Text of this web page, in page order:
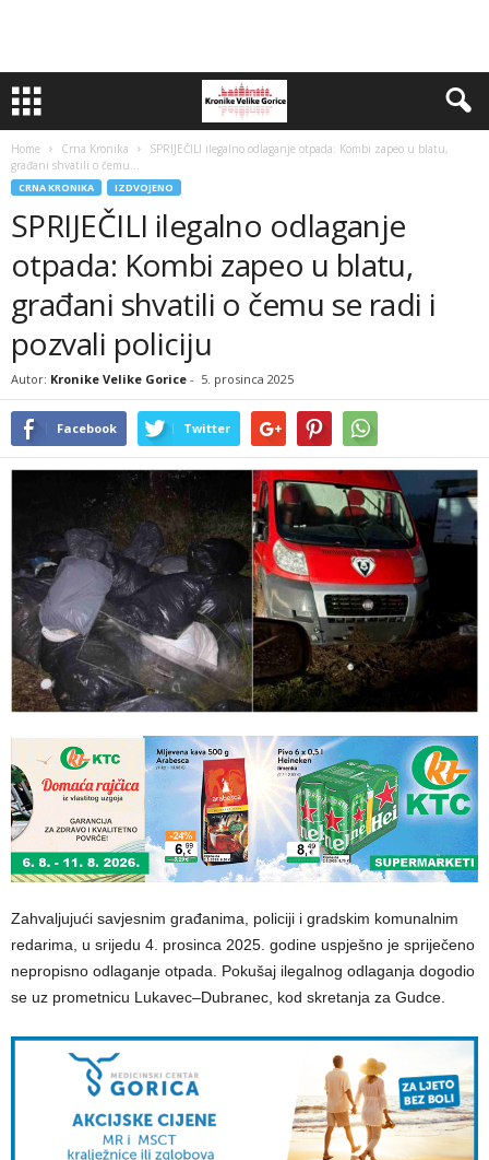
Home Crna Kronika
SPRIJEČILI ilegalno odlaganje otpada: Kombi zapeo u blatu,
građani shvatili o čemu...
CRNA KRONIKA IZDVOJENO
SPRIJEČILI ilegalno odlaganje
otpada: Kombi zapeo u blatu,
građani shvatili o čemu se radi i
pozvali policiju
Autor: Kronike Velike Gorice - 5. prosinca 2025
Facebook Twitter
Zahvaljujući savjesnim građanima, policiji i gradskim komunalnim
redarima, u srijedu 4. prosinca 2025. godine uspješno je spriječeno
nepropisno odlaganje otpada. Pokušaj ilegalnog odlaganja dogodio
se uz prometnicu Lukavec–Dubranec, kod skretanja za Gudce.